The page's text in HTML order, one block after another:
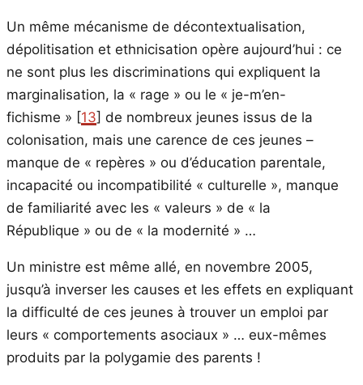
Un même mécanisme de décontextualisation,
dépolitisation et ethnicisation opère aujourd’hui : ce
ne sont plus les discriminations qui expliquent la
marginalisation, la « rage » ou le « je-m’en-
fichisme » [13] de nombreux jeunes issus de la
colonisation, mais une carence de ces jeunes –
manque de « repères » ou d’éducation parentale,
incapacité ou incompatibilité « culturelle », manque
de familiarité avec les « valeurs » de « la
République » ou de « la modernité » …
Un ministre est même allé, en novembre 2005,
jusqu’à inverser les causes et les effets en expliquant
la difficulté de ces jeunes à trouver un emploi par
leurs « comportements asociaux » … eux-mêmes
produits par la polygamie des parents !